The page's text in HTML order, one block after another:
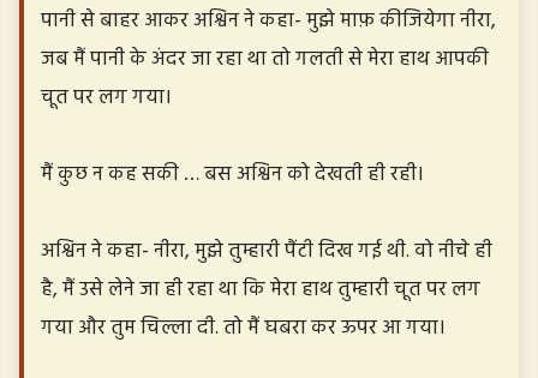
पानी से बाहर आकर अश्विन ने कहा- मुझे माफ़ कीजियेगा नीरा,
जब मैं पानी के अंदर जा रहा था तो गलती से मेरा हाथ आपकी
चूत पर लग गया।
मैं कुछ न कह सकी … बस अश्विन को देखती ही रही।
अश्विन ने कहा- नीरा, मुझे तुम्हारी पैंटी दिख गई थी. वो नीचे ही
है, मैं उसे लेने जा ही रहा था कि मेरा हाथ तुम्हारी चूत पर लग
गया और तुम चिल्ला दी. तो मैं घबरा कर ऊपर आ गया।